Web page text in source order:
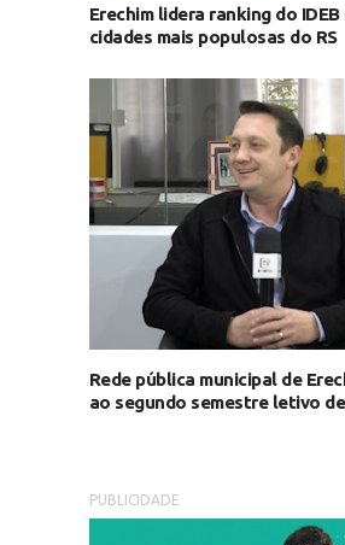
Erechim lidera ranking do
cidades mais populosas do RS
Rede pública municipal de
ao segundo semestre letivo
PUBLICIDADE